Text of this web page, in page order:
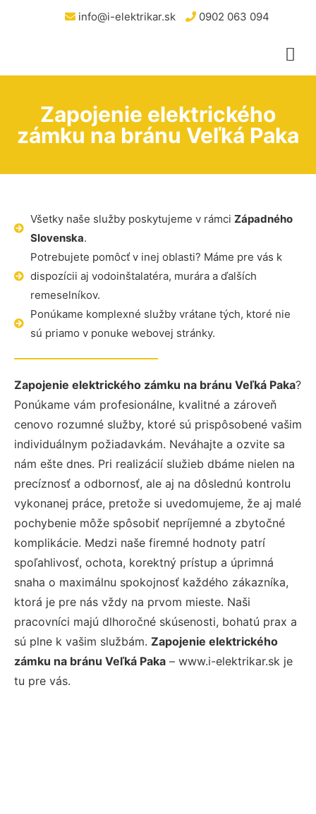
info@i-elektrikar.sk 0902 063 094
Zapojenie elektrického
zámku na bránu Veľká Paka
Všetky naše služby poskytujeme v rámci Západného
Slovenska.
Potrebujete pomôcť v inej oblasti? Máme pre vás k
dispozícii aj vodoinštalatéra, murára a ďalších
remeselníkov.
Ponúkame komplexné služby vrátane tých, ktoré nie
sú priamo v ponuke webovej stránky.
Zapojenie elektrického zámku na bránu Veľká Paka?
Ponúkame vám profesionálne, kvalitné a zároveň
cenovo rozumné služby, ktoré sú prispôsobené vašim
individuálnym požiadavkám. Neváhajte a ozvite sa
nám ešte dnes. Pri realizácií služieb dbáme nielen na
precíznosť a odbornosť, ale aj na dôslednú kontrolu
vykonanej práce, pretože si uvedomujeme, že aj malé
pochybenie môže spôsobiť nepríjemné a zbytočné
komplikácie. Medzi naše firemné hodnoty patrí
spoľahlivosť, ochota, korektný prístup a úprimná
snaha o maximálnu spokojnosť každého zákazníka,
ktorá je pre nás vždy na prvom mieste. Naši
pracovníci majú dlhoročné skúsenosti, bohatú prax a
sú plne k vašim službám. Zapojenie elektrického
zámku na bránu Veľká Paka – www.i-elektrikar.sk je
tu pre vás.